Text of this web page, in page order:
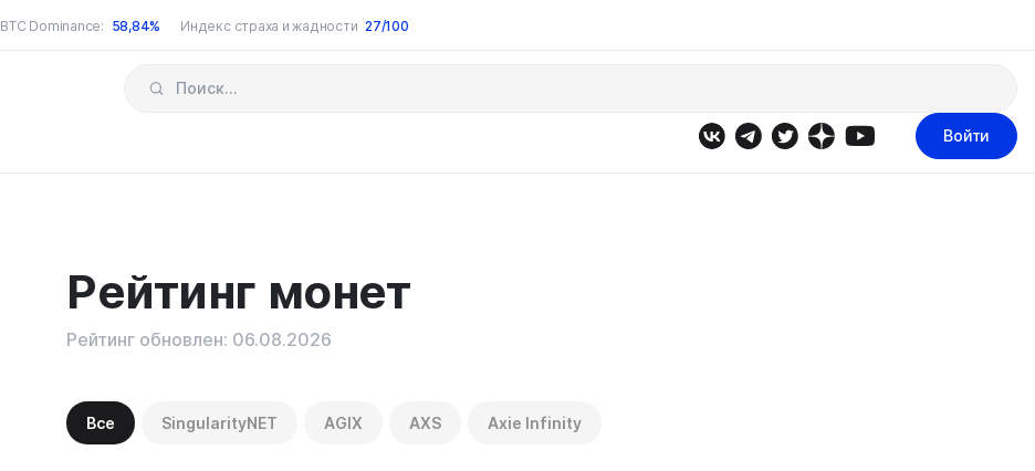
BTC Dominance: 58,84% Индекс страха и жадности 27/100
Войти
Рейтинг монет
Рейтинг обновлен: 06.08.2026
Все SingularityNET AGIX AXS Axie Infinity